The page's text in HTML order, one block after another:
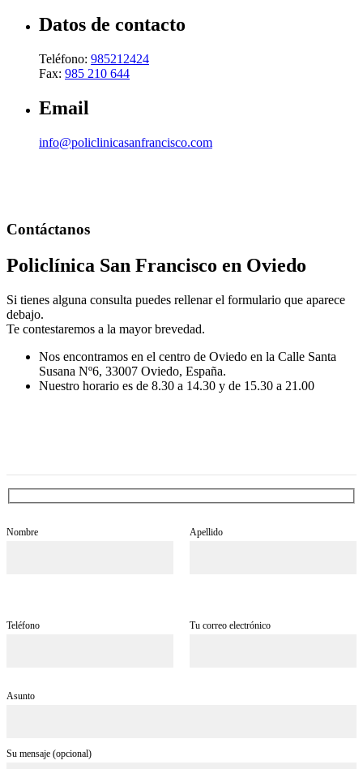
Datos de contacto
Teléfono: 985212424
Fax: 985 210 644
Email
info@policlinicasanfrancisco.com
Contáctanos
Policlínica San Francisco en Oviedo
Si tienes alguna consulta puedes rellenar el formulario que aparece
debajo.
Te contestaremos a la mayor brevedad.
Nos encontramos en el centro de Oviedo en la Calle Santa
Susana Nº6, 33007 Oviedo, España.
Nuestro horario es de 8.30 a 14.30 y de 15.30 a 21.00
Nombre Apellido
Teléfono Tu correo electrónico
Asunto
Su mensaje (opcional)